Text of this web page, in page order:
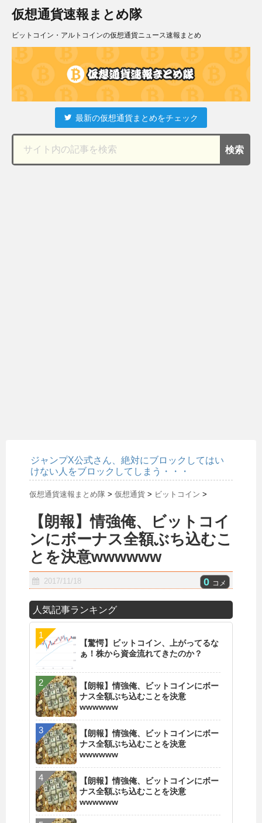
仮想通貨速報まとめ隊
ビットコイン・アルトコインの仮想通貨ニュース速報まとめ
最新の仮想通貨まとめをチェック
ジャンプX公式さん、絶対にブロックしてはい
けない人をブロックしてしまう・・・
仮想通貨速報まとめ隊 > 仮想通貨 > ビットコイン >
【朗報】情強俺、ビットコイ
ンにボーナス全額ぶち込むこ
とを決意wwwwww
2017/11/18 0 コメ
人気記事ランキング
【驚愕】ビットコイン、上がってるな
ぁ！株から資金流れてきたのか？
【朗報】情強俺、ビットコインにボー
ナス全額ぶち込むことを決意
wwwwww
【朗報】情強俺、ビットコインにボー
ナス全額ぶち込むことを決意
wwwwww
【朗報】情強俺、ビットコインにボー
ナス全額ぶち込むことを決意
wwwwww